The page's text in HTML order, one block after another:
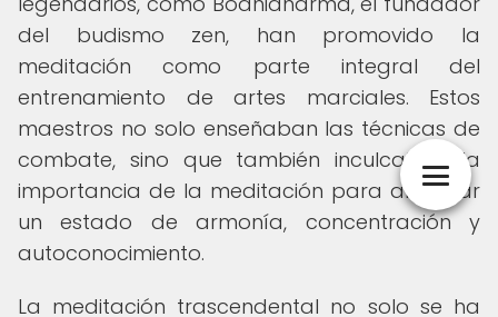
del budismo zen, han promovido la
meditación como parte integral del
entrenamiento de artes marciales. Estos
maestros no solo enseñaban las técnicas de
combate, sino que también inculcaban la
importancia de la meditación para alcanzar
un estado de armonía, concentración y
autoconocimiento.
La meditación trascendental no solo se ha